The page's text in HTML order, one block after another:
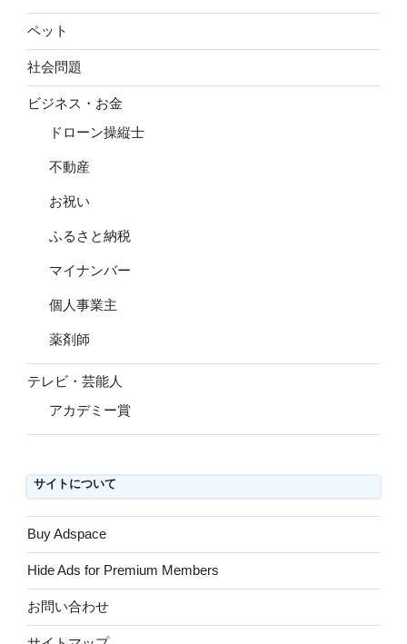
ペット
社会問題
ビジネス・お金
ドローン操縦士
不動産
お祝い
ふるさと納税
マイナンバー
個人事業主
薬剤師
テレビ・芸能人
アカデミー賞
サイトについて
Buy Adspace
Hide Ads for Premium Members
お問い合わせ